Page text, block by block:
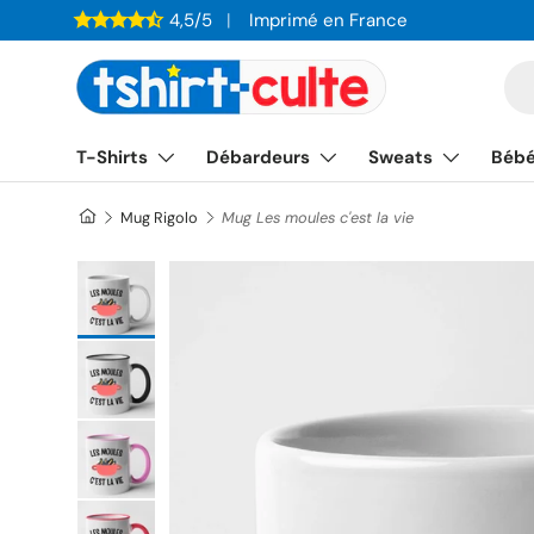
ALLER AU CONTENU
4,5/5 Imprimé en France
T-Shirts Débardeurs Sweats
Mug Rigolo Mug Les moules c'est la vie
Charger l’image 1 dans la vue de galerie
Charger l’image 3 dans la vue de galerie
Charger l’image 5 dans la vue de galerie
Charger l’image 7 dans la vue de galerie